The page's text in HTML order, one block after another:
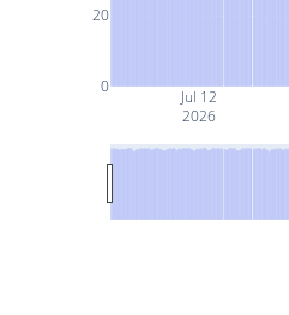
Jul 12
2026
0
20